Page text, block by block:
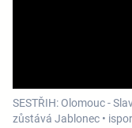
SESTŘIH: Olomouc -
zůstává Jablonec •